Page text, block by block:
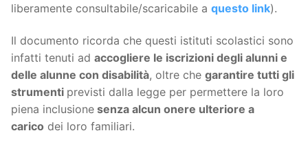
liberamente consultabile/scaricabile a questo link).
Il documento ricorda che questi istituti scolastici sono
infatti tenuti ad accogliere le iscrizioni degli alunni e
delle alunne con disabilità, oltre che garantire tutti gli
strumenti previsti dalla legge per permettere la loro
piena inclusione senza alcun onere ulteriore a
carico dei loro familiari.